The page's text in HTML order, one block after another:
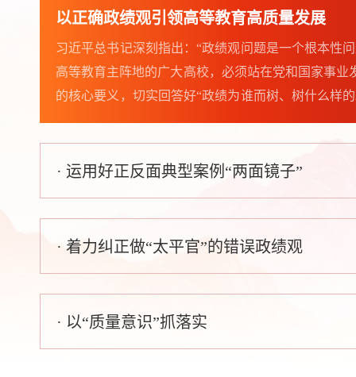
· 中共甘肃省委党校（甘肃行政
· 机关党委（纪委）党支部召开
· 信息技术处党支部认真学习习
· 研究生部党支部召开党员大会
· 党建研究所党支部召开领读《
以正确政绩观引领高等教育高质量发展
习近平总书记深刻指出：“政绩观问题是一个根本性
高等教育主阵地的广大高校，必须站在党和国家事
的核心要义，切实回答好“政绩为谁而树、树什么样
以正确政绩观引领高等教育事业高质量发展，为教
为国育才。树立和践行正确政绩观，起决定性作用的
· 运用好正反面典型案例“两面镜子”
· 着力纠正做“太平官”的错误政绩观
· 以“质量意识”抓落实